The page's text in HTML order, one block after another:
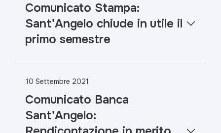
Comunicato Stampa:
Sant'Angelo chiude in utile il
primo semestre
10 Settembre 2021
Comunicato Banca
Sant'Angelo: